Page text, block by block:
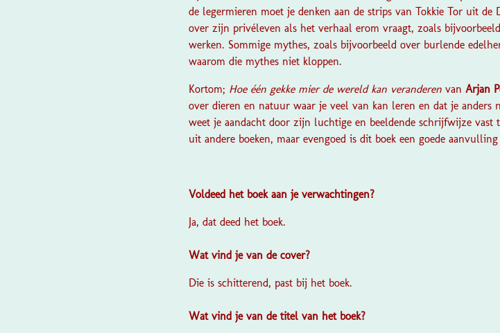
de legermieren moet je denken aan de strips van Tokkie Tor uit
over zijn privéleven als het verhaal erom vraagt, zoals
werken. Sommige mythes, zoals bijvoorbeeld over burlende
waarom die mythes niet kloppen.
Kortom; Hoe één gekke mier de wereld kan veranderen van Arjan
over dieren en natuur waar je veel van kan leren en dat je anders
weet je aandacht door zijn luchtige en beeldende schrijfwijze vast
uit andere boeken, maar evengoed is dit boek een goede
Voldeed het boek aan je verwachtingen?
Ja, dat deed het boek.
Wat vind je van de cover?
Die is schitterend, past bij het boek.
Wat vind je van de titel van het boek?